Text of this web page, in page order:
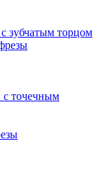
зубчатым торцом
с точечным